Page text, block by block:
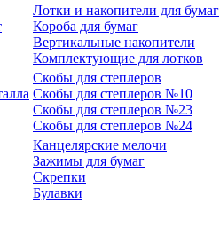
Лотки и накопители для бумаг
Короба для бумаг
Вертикальные накопители
Комплектующие для лотков
Скобы для степлеров
Скобы для степлеров №10
Скобы для степлеров №23
Скобы для степлеров №24
Канцелярские мелочи
Зажимы для бумаг
Скрепки
Булавки